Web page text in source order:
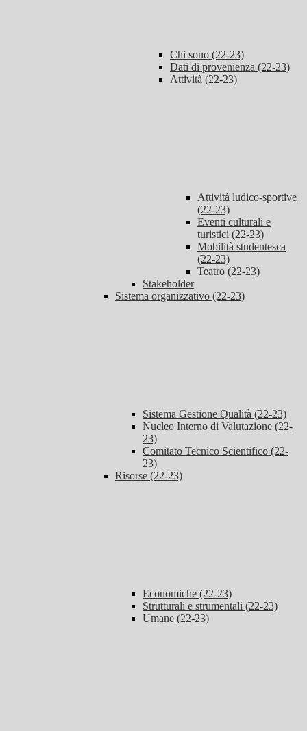
Chi sono (22-23)
Dati di provenienza (22-23)
Attività (22-23)
Attività ludico-sportive
(22-23)
Eventi culturali e
turistici (22-23)
Mobilità studentesca
(22-23)
Teatro (22-23)
Stakeholder
Sistema organizzativo (22-23)
Sistema Gestione Qualità (22-23)
Nucleo Interno di Valutazione (22-
23)
Comitato Tecnico Scientifico (22-
23)
Risorse (22-23)
Economiche (22-23)
Strutturali e strumentali (22-23)
Umane (22-23)